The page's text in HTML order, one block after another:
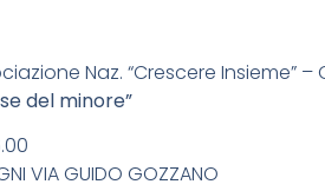
Naz. “Crescere Insieme”
del minore”
VIA GUIDO GOZZANO